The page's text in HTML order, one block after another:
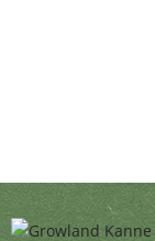
empêche que les
racines se
spécial assure
lavable et
de la plante et
ajusté, le
solide et la